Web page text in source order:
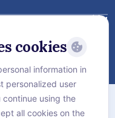
International
Hospital
الخريطة
سياسة الخصوصية
cookies
information in
personalized user
using the
all cookies on the